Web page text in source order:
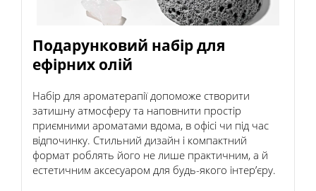
Подарунковий набір для
ефірних олій
Набір для ароматерапії допоможе створити
затишну атмосферу та наповнити простір
приємними ароматами вдома, в офісі чи під час
відпочинку. Стильний дизайн і компактний
формат роблять його не лише практичним, а й
естетичним аксесуаром для будь-якого інтер’єру.